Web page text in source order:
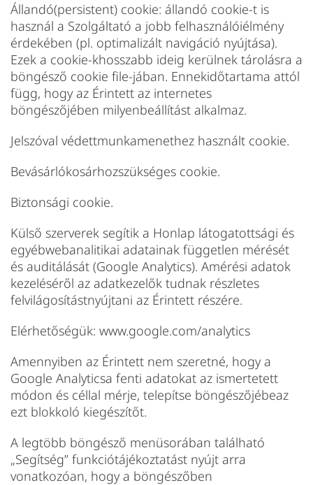
Állandó(persistent) cookie: állandó cookie-t is
használ a Szolgáltató a jobb felhasználóiélmény
érdekében (pl. optimalizált navigáció nyújtása).
Ezek a cookie-khosszabb ideig kerülnek tárolásra a
böngésző cookie file-jában. Ennekidőtartama attól
függ, hogy az Érintett az internetes
böngészőjében milyenbeállítást alkalmaz.
Jelszóval védettmunkamenethez használt cookie.
Bevásárlókosárhozszükséges cookie.
Biztonsági cookie.
Külső szerverek segítik a Honlap látogatottsági és
egyébwebanalitikai adatainak független mérését
és auditálását (Google Analytics). Amérési adatok
kezeléséről az adatkezelők tudnak részletes
felvilágosítástnyújtani az Érintett részére.
Elérhetőségük: www.google.com/analytics
Amennyiben az Érintett nem szeretné, hogy a
Google Analyticsa fenti adatokat az ismertetett
módon és céllal mérje, telepítse böngészőjébeaz
ezt blokkoló kiegészítőt.
A legtöbb böngésző menüsorában található
„Segítség” funkciótájékoztatást nyújt arra
vonatkozóan, hogy a böngészőben